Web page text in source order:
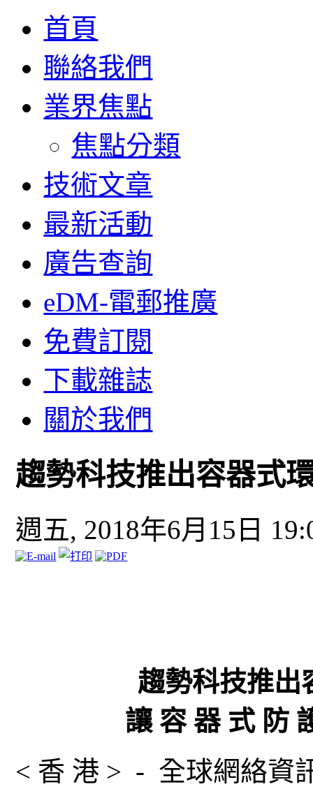
首頁
聯絡我們
業界焦點
焦點分類
技術文章
最新活動
廣告查詢
eDM-電郵推廣
免費訂閱
下載雜誌
關於我們
趨勢科技推出容器式
週五, 2018年6月15日
趨勢科技推出
讓 容 器 式 防
< 香 港 > - 全球網絡資